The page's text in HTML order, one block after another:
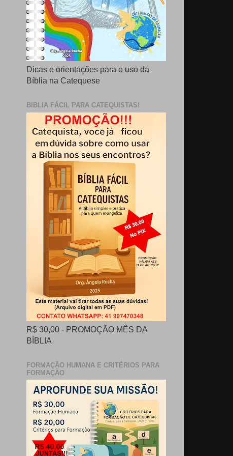
Dicas e orientações para o uso da
Bíblia na Catequese
BIBLIA FÁCIL PARA CATEQUISTAS!
R$ 30,00 - PROMOÇÃO MÊS DA
BÍBLIA
FORMAÇÃO HUMANA E CRITÉRIOS PARA
FORMAÇÃO